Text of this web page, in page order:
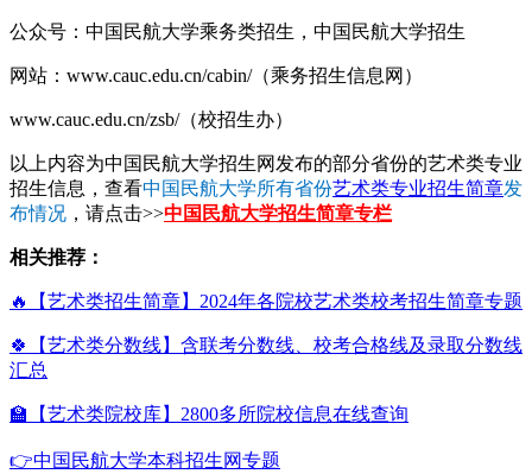
公众号：中国民航大学乘务类招生，中国民航大学招生
网站：www.cauc.edu.cn/cabin/（乘务招生信息网）
www.cauc.edu.cn/zsb/（校招生办）
以上内容为中国民航大学招生网发布的部分省份的艺术类专业
招生信息，查看中国民航大学所有省份艺术类专业招生简章发
布情况 ，请点击>>中国民航大学招生简章专栏
相关推荐：
🔥【艺术类招生简章】2024年各院校艺术类校考招生简章专题
🍀【艺术类分数线】含联考分数线、校考合格线及录取分数线
汇总
🏫【艺术类院校库】2800多所院校信息在线查询
👉中国民航大学本科招生网专题